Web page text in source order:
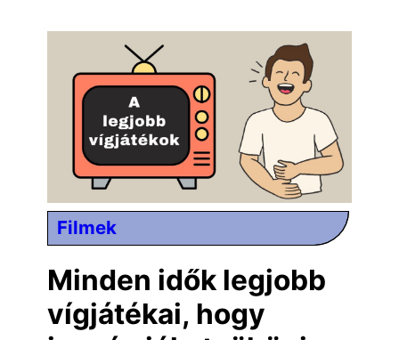
Filmek
Minden idők legjobb
vígjátékai, hogy